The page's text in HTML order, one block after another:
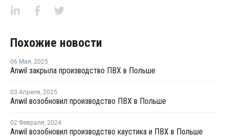
Похожие новости
06 Мая, 2025
Anwil закрыла производство ПВХ в Польше
03 Апреля, 2025
Anwil возобновил производство ПВХ в Польше
02 Февраля, 2024
Anwil возобновил производство каустика и ПВХ в Польше